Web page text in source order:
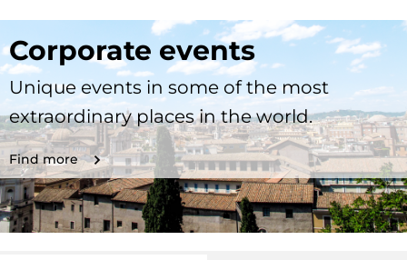
Corporate events
Unique events in some of the most
extraordinary places in the world.
Find more